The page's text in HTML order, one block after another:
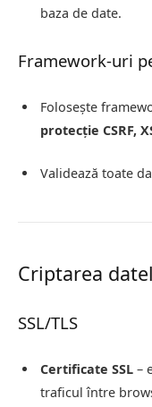
baza de date.
Framework-uri
Folosește
protecție CSRF,
Validează toate
Criptarea
SSL/TLS
Certificate SSL –
traficul între